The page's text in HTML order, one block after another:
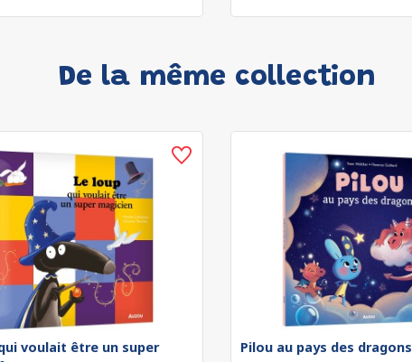
De la même collection
voulait être un super
Pilou au pays des dragons